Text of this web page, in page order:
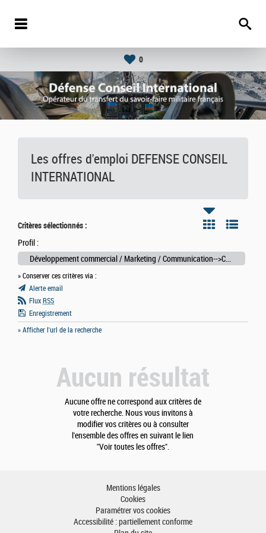
0
Les offres d'emploi DEFENSE CONSEIL
INTERNATIONAL
Critères sélectionnés :
Profil :
Développement commercial / Marketing / Communication-->Chargé de mission
» Conserver ces critères via :
Alerte email
Flux RSS
Enregistrement
» Afficher l'url de la recherche
Aucun résultat
Aucune offre ne correspond aux critères de
votre recherche. Nous vous invitons à
modifier vos critères ou à consulter
l'ensemble des offres en suivant le lien
"Voir toutes les offres".
Mentions légales
Cookies
Paramétrer vos cookies
Accessibilité : partiellement conforme